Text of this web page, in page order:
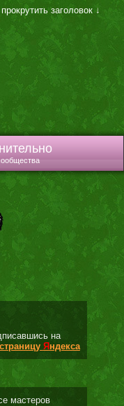
прокрутить заголовок ↓
на
Яндекса
мастеров